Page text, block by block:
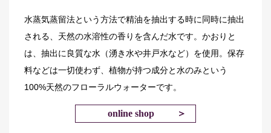
水蒸気蒸留法という方法で精油を抽出する時に同時に抽出
される、天然の水溶性の香りを含んだ水です。かおりと
は、抽出に良質な水（湧き水や井戸水など）を使用。保存
料などは一切使わず、植物が持つ成分と水のみという
100%天然のフローラルウォーターです。
online shop